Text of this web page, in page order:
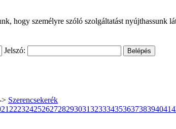
hogy személyre szóló szolgáltatást nyújthassunk
Jelszó:
> Szerencsekerék
21 2223242526272829303132333435363738394041